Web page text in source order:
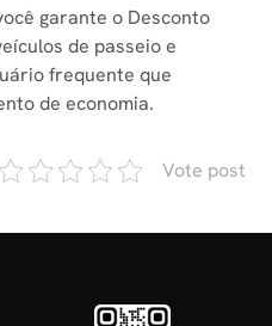
garante o Desconto
de passeio e
frequente que
de economia.
Vote post